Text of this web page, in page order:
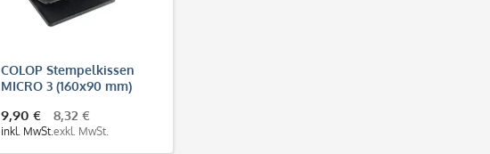
COLOP Stempelkissen
MICRO 3 (160x90 mm)
9,90 €
inkl. MwSt.
8,32 €
exkl. MwSt.